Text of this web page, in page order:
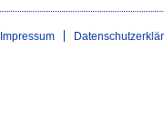
Impressum